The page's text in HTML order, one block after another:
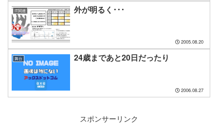
IT関連 外が明るく･･･
2005.08.20
舞台 24歳まであと20日だったり
2006.08.27
スポンサーリンク